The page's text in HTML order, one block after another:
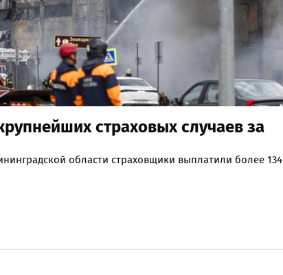
страховых случаев за
области страховщики выплатили более 134